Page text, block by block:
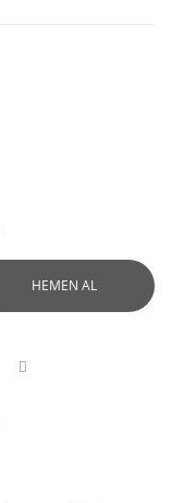
HEMEN AL